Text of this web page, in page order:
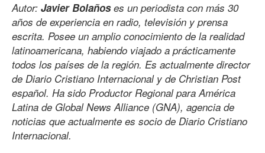
Autor: Javier Bolañoses un periodista con más 30
años de experiencia en radio, televisión y prensa
escrita. Posee un amplio conocimiento de la realidad
latinoamericana, habiendo viajado a prácticamente
todos los países de la región. Es actualmente director
de Diario Cristiano Internacional y de Christian Post
español. Ha sido Productor Regional para América
Latina de Global News Alliance (GNA), agencia de
noticias que actualmente es socio de Diario Cristiano
Internacional.